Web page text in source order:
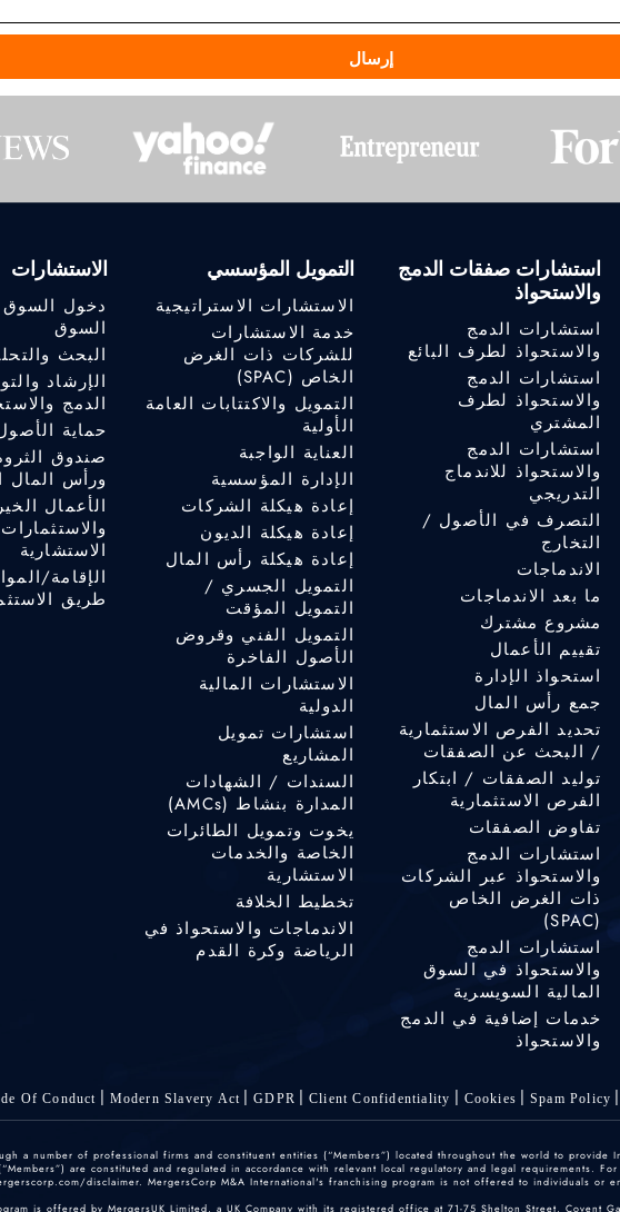
استشارات صفقات الدمج
والاستحواذ
استشارات الدمج
والاستحواذ لطرف البائع
استشارات الدمج
والاستحواذ لطرف
المشتري
استشارات الدمج
والاستحواذ للاندماج
التدريجي
التصرف في الأصول /
التخارج
الاندماجات
ما بعد الاندماجات
مشروع مشترك
تقييم الأعمال
استحواذ الإدارة
جمع رأس المال
تحديد الفرص الاستثمارية
/ البحث عن الصفقات
توليد الصفقات / ابتكار
الفرص الاستثمارية
تفاوض الصفقات
استشارات الدمج
والاستحواذ عبر الشركات
ذات الغرض الخاص
(SPAC)
استشارات الدمج
والاستحواذ في السوق
المالية السويسرية
خدمات إضافية في الدمج
والاستحواذ
التمويل المؤسسي
الاستشارات الاستراتيجية
خدمة الاستشارات
للشركات ذات الغرض
الخاص (SPAC)
التمويل والاكتتابات العامة
الأولية
العناية الواجبة
الإدارة المؤسسية
إعادة هيكلة الشركات
إعادة هيكلة الديون
إعادة هيكلة رأس المال
التمويل الجسري /
التمويل المؤقت
التمويل الفني وقروض
الأصول الفاخرة
الاستشارات المالية
الدولية
استشارات تمويل
المشاريع
السندات / الشهادات
المدارة بنشاط (AMCs)
يخوت وتمويل الطائرات
الخاصة والخدمات
الاستشارية
تخطيط الخلافة
الاندماجات والاستحواذ في
الرياضة وكرة القدم
الاستشارات
دخول السوق
السوق
البحث
الإرشاد
الدمج
حماية
صندوق
ورأس
الأعمال
الاستشارية
الإقامة/
طريق
Spam Policy
Cookies
Client Confidentiality
GDPR
Modern Slavery Act
Of Conduct
a number of professional firms and constituent entities (“Members”) located throughout the world to
are constituted and regulated in accordance with relevant local regulatory and legal requirements.
disclaimer. MergersCorp M&A International's franchising program is not offered to individuals or
is offered by MergersUK Limited, a UK Company with its registered office at 71-75 Shelton Street, Covent